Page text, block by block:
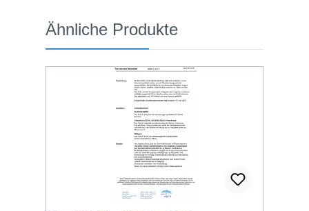
Produktgalerie überspringen
Ähnliche Produkte